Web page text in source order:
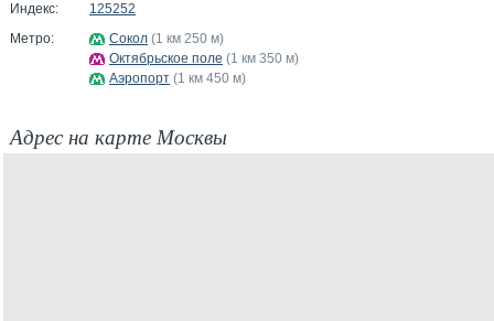
Индекс:
125252
Метро:
Сокол (1 км 250 м)
Октябрьское поле (1 км 350 м)
Аэропорт (1 км 450 м)
Адрес на карте Москвы